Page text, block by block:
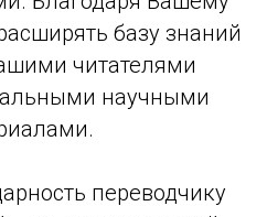
базу знаний
читателями
научными
переводчику